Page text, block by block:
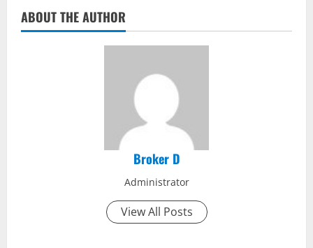
ABOUT THE AUTHOR
Broker D
Administrator
View All Posts